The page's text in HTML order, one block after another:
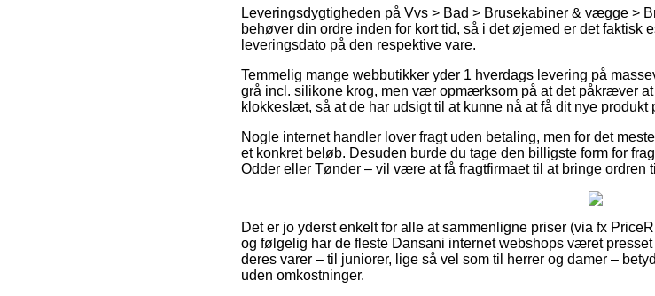
Leveringsdygtigheden på Vvs > Bad > Brusekabiner & vægge >
behøver din ordre inden for kort tid, så i det øjemed er det faktisk
leveringsdato på den respektive vare.
Temmelig mange webbutikker yder 1 hverdags levering på
grå incl. silikone krog, men vær opmærksom på at det påkræver
klokkeslæt, så at de har udsigt til at kunne nå at få dit nye produkt
Nogle internet handler lover fragt uden betaling, men for det
et konkret beløb. Desuden burde du tage den billigste form for
Odder eller Tønder – vil være at få fragtfirmaet til at bringe ordren
Det er jo yderst enkelt for alle at sammenligne priser (via fx
og følgelig har de fleste Dansani internet webshops været
deres varer – til juniorer, lige så vel som til herrer og damer –
uden omkostninger.